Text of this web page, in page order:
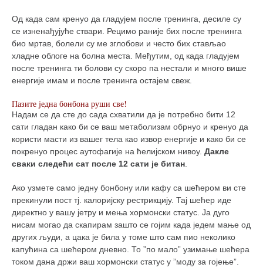
Од када сам кренуо да гладујем после тренинга, десиле су
се изненађујуће ствари. Рецимо раније бих после тренинга
био мртав, болели су ме зглобови и често бих стављао
хладне облоге на болна места. Међутим, од када гладујем
после тренинга ти болови су скоро па нестали и много више
енергије имам и после тренинга остајем свеж.
Пазите једна бонбона руши све!
Надам се да сте до сада схватили да је потребно бити 12
сати гладан како би се ваш метаболизам обрнуо и кренуо да
користи масти из вашег тела као извор енергије и како би се
покренуо процес аутофагије на ћелијском нивоу. Дакле
сваки следећи сат после 12 сати је битан
Ако узмете само једну бонбону или кафу са шећером ви сте
прекинули пост тј. калоријску рестрикцију. Тај шећер иде
директно у вашу јетру и мења хормонски статус. Ја дуго
нисам могао да скапирам зашто се гојим када једем мање од
других људи, а цака је била у томе што сам пио неколико
капућина са шећером дневно. То ”по мало” узимање шећера
током дана држи ваш хормонски статус у ”моду за гојење”.